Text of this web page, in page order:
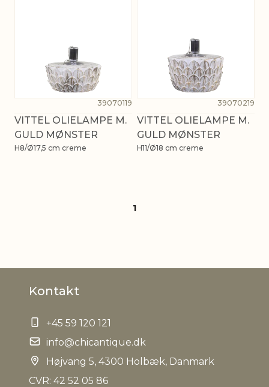
39070119
VITTEL OLIELAMPE M.
GULD MØNSTER
H8/Ø17,5 cm creme
39070219
VITTEL OLIELAMPE M.
GULD MØNSTER
H11/Ø18 cm creme
1
Kontakt
+45 59 120 121
info@chicantique.dk
Højvang 5, 4300 Holbæk, Danmark
CVR: 42 52 05 86